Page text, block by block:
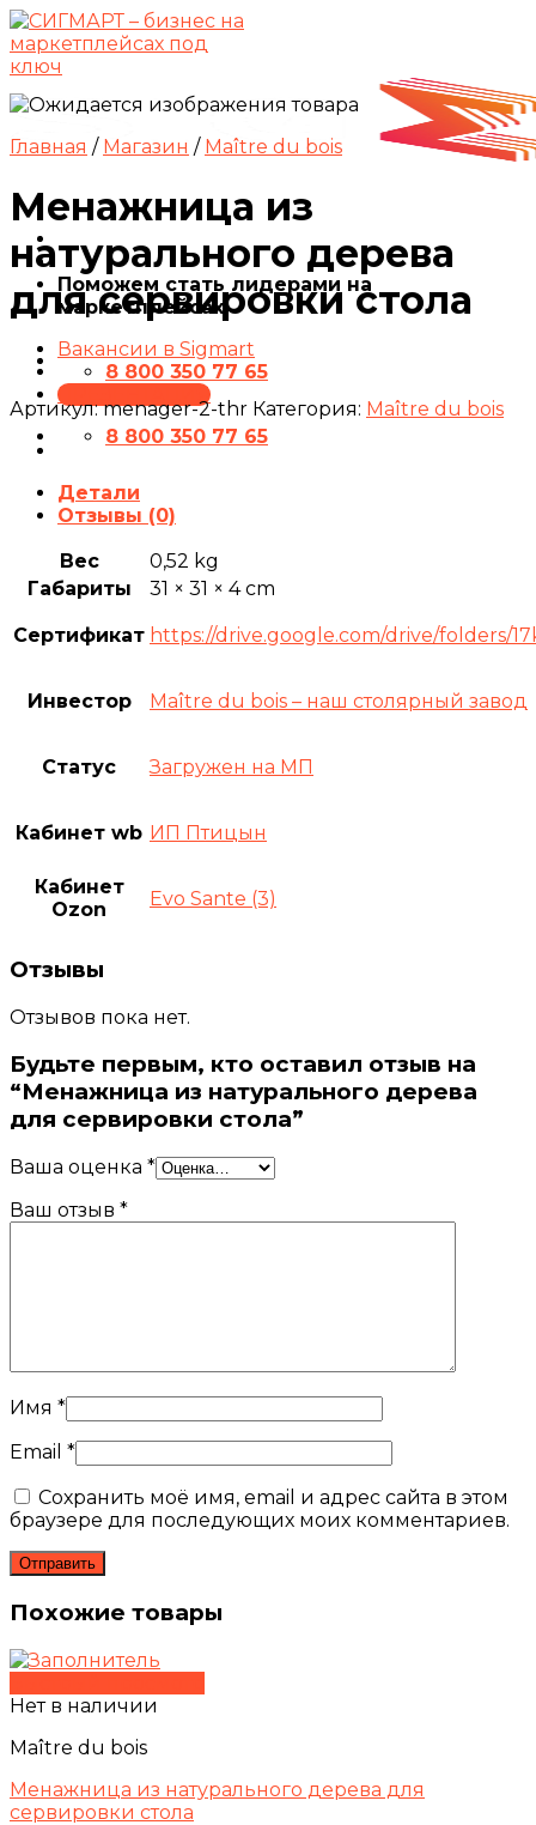
Skip
to
content
Поможем стать лидерами на
маркетплейсах
Вакансии в Sigmart
8 800 350 77 65
ПРЕЗЕНТАЦИЯ
8 800 350 77 65
Главная / Магазин / Maître du bois
Менажница из
натурального дерева
для сервировки стола
Артикул:menager-2-thr Категория: Maître du bois
Детали
Отзывы (0)
Вес
0,52 kg
Габариты
31 × 31 × 4 cm
Сертификат https://drive.google.com/drive/folders/
Инвестор Maître du bois – наш столярный завод
Статус Загружен на МП
Кабинет wb ИП Птицын
Кабинет
Ozon
Evo Sante (3)
Отзывы
Отзывов пока нет.
Будьте первым, кто оставил отзыв на
“Менажница из натурального дерева
для сервировки стола”
Ваша оценка *
Ваш отзыв *
Имя *
Email *
Сохранить моё имя, email и адрес сайта в этом
браузере для последующих моих комментариев.
Похожие товары
Нет в наличии
Maître du bois
Менажница из натурального дерева для
сервировки стола